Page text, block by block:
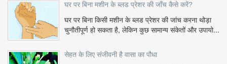
घर पर बिना मशीन के ब्लड प्रेशर की जाँच कैसे करें?
घर पर बिना किसी मशीन के ब्लड प्रेशर की जांच करना थोड़ा
चुनौतीपूर्ण हो सकता है, लेकिन कुछ सामान्य संकेतों और उपायो...
सेहत के लिए संजीवनी है वासा का पौधा